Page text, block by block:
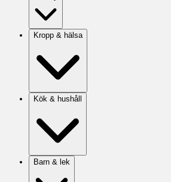
Kropp & hälsa
Kök & hushåll
Barn & lek